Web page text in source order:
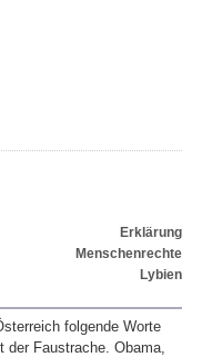
Erklärung
Menschenrechte
Lybien
folgende Worte
der Faustrache. Obama,